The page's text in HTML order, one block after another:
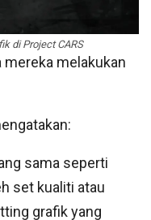
di Project CARS
mereka melakukan
sama seperti
set kualiti atau
grafik yang